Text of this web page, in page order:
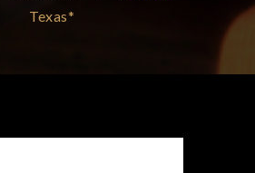
Texas*